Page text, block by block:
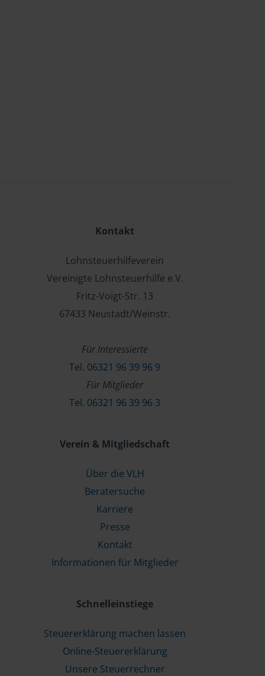
Kontakt
Lohnsteuerhilfeverein
Vereinigte Lohnsteuerhilfe e.V.
Fritz-Voigt-Str. 13
67433 Neustadt/Weinstr.
Für Interessierte
Tel. 06321 96 39 96 9
Für Mitglieder
Tel. 06321 96 39 96 3
Verein & Mitgliedschaft
Über die VLH
Beratersuche
Karriere
Presse
Kontakt
Informationen für Mitglieder
Schnelleinstiege
Steuererklärung machen lassen
Online-Steuererklärung
Unsere Steuerrechner